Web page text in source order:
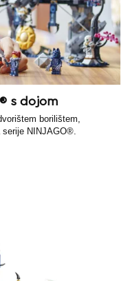
s dojom
borilištem,
NINJAGO®.